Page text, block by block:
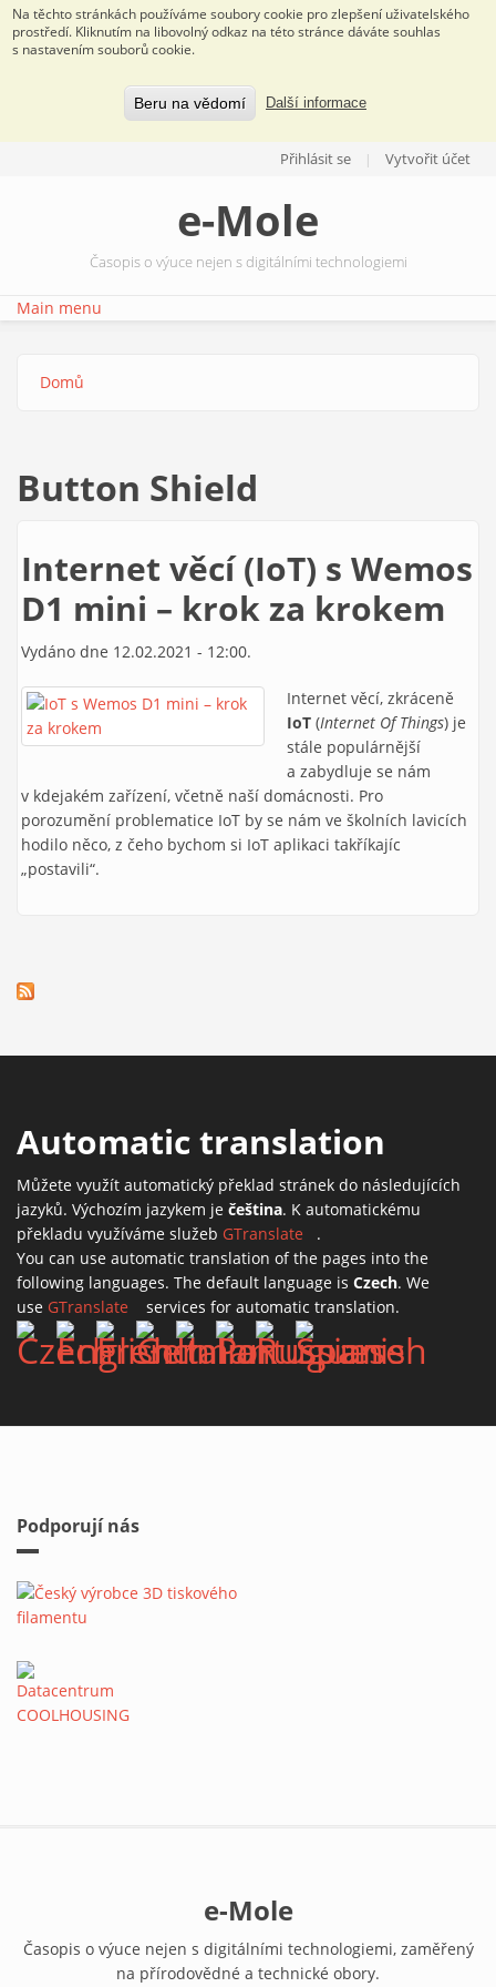
Na těchto stránkách používáme soubory cookie pro zlepšení uživatelského
prostředí. Kliknutím na libovolný odkaz na této stránce dáváte souhlas
s nastavením souborů cookie.
Beru na vědomí Další informace
Přihlásit se Vytvořit účet
e-Mole
Časopis o výuce nejen s digitálními technologiemi
Main menu
Jste zde
Domů
Button Shield
Internet věcí (IoT) s Wemos
D1 mini – krok za krokem
Vydáno dne 12.02.2021 - 12:00.
Internet věcí, zkráceně
IoT (Internet Of Things) je
stále populárnější
a zabydluje se nám
v kdejakém zařízení, včetně naší domácnosti. Pro
porozumění problematice IoT by se nám ve školních lavicích
hodilo něco, z čeho bychom si IoT aplikaci takříkajíc
„postavili“.
Automatic translation
Můžete využít automatický překlad stránek do následujících
jazyků. Výchozím jazykem je čeština. K automatickému
překladu využíváme služeb GTranslate (link is external)
.
You can use automatic translation of the pages into the
following languages. The default language is Czech. We
use GTranslate (link is external)
services for automatic translation.
Podporují nás
e-Mole
Časopis o výuce nejen s digitálními technologiemi, zaměřený
na přírodovědné a technické obory.